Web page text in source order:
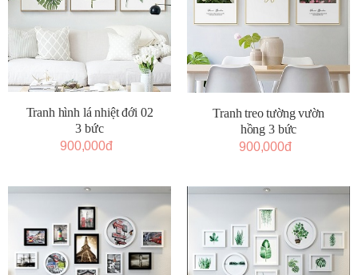
Tranh hình lá nhiệt đới 02
3 bức
900,000đ
Tranh treo tường vườn
hồng 3 bức
900,000đ